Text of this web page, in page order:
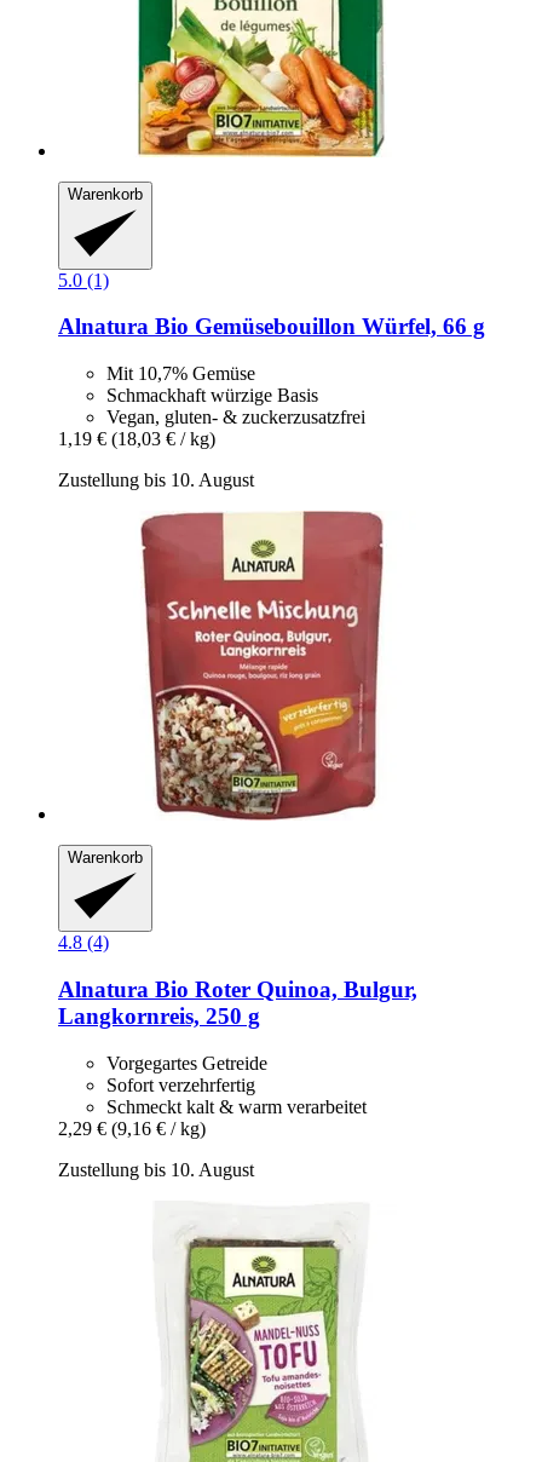
Warenkorb
5.0 (1)
Alnatura Bio Gemüsebouillon Würfel, 66 g
Mit 10,7% Gemüse
Schmackhaft würzige Basis
Vegan, gluten- & zuckerzusatzfrei
1,19 € (18,03 € / kg)
Zustellung bis 10. August
Warenkorb
4.8 (4)
Alnatura Bio Roter Quinoa, Bulgur,
Langkornreis, 250 g
Vorgegartes Getreide
Sofort verzehrfertig
Schmeckt kalt & warm verarbeitet
2,29 € (9,16 € / kg)
Zustellung bis 10. August